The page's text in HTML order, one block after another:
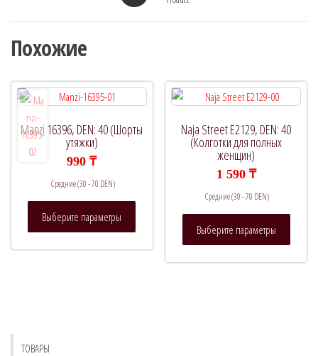
Похожие
Manzi 16396, DEN: 40 (Шорты
утяжки)
990₸
Средние (30 - 70 DEN)
Выберите параметры
Naja Street E2129, DEN: 40
(Колготки для полных
женщин)
1 590 ₸
Средние (30 - 70 DEN)
Выберите параметры
Этот
ТОВАРЫ